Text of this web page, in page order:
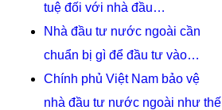
tuệ đối với nhà đầu…
Nhà đầu tư nước ngoài cần
chuẩn bị gì để đầu tư vào…
Chính phủ Việt Nam bảo vệ
nhà đầu tư nước ngoài như thế